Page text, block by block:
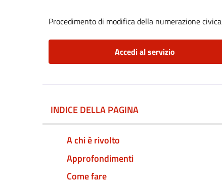
Procedimento di modifica della numerazione civica
Accedi al servizio
INDICE DELLA PAGINA
A chi è rivolto
Approfondimenti
Come fare